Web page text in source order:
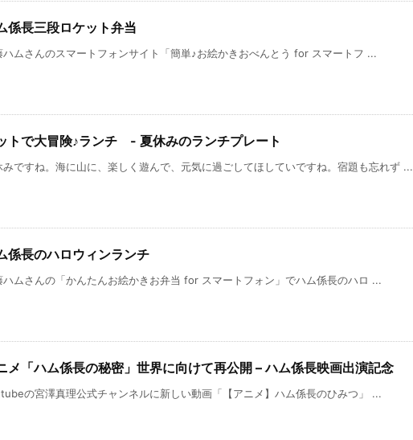
係長三段ロケット弁当
ハムさんのスマートフォンサイト「簡単♪お絵かきおべんとう for スマートフ ...
トで大冒険♪ランチ - 夏休みのランチプレート
みですね。海に山に、楽しく遊んで、元気に過ごしてほしていですね。宿題も忘れず ...
係長のハロウィンランチ
ハムさんの「かんたんお絵かきお弁当 for スマートフォン」でハム係長のハロ ...
メ「ハム係長の秘密」世界に向けて再公開 – ハム係長映画出演記念
の宮澤真理公式チャンネルに新しい動画「【アニメ】ハム係長のひみつ」 ...